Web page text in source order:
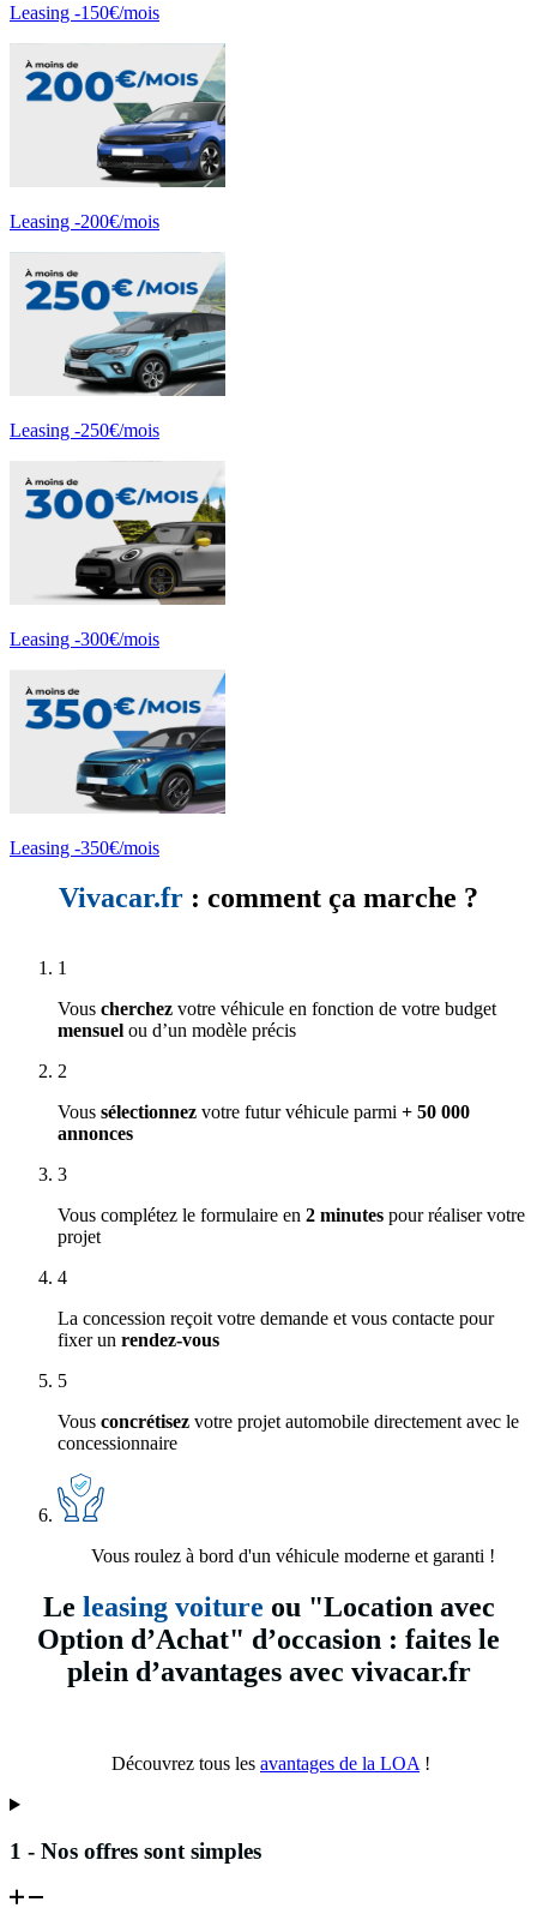
Leasing -150€/mois
Leasing -200€/mois
Leasing -250€/mois
Leasing -300€/mois
Leasing -350€/mois
Vivacar.fr : comment ça marche ?
1
Vous cherchez votre véhicule en fonction de votre budget
mensuel ou d’un modèle précis
2
Vous sélectionnez votre futur véhicule parmi + 50 000
annonces
3
Vous complétez le formulaire en 2 minutes pour réaliser votre
projet
4
La concession reçoit votre demande et vous contacte pour
fixer un rendez-vous
5
Vous concrétisez votre projet automobile directement avec le
concessionnaire
Vous roulez à bord d'un véhicule moderne et garanti !
Le leasing voiture ou "Location avec
Option d’Achat" d’occasion : faites le
plein d’avantages avec vivacar.fr
Découvrez tous les avantages de la LOA !
1 - Nos offres sont simples